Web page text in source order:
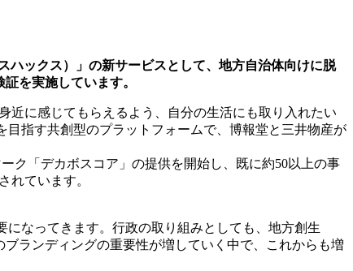
ハックス）」の新サービスとして、地方自治体向けに脱
を実施しています。
近に感じてもらえるよう、自分の生活にも取り入れたい
指す共創型のプラットフォームで、博報堂と三井物産が
ク「デカボスコア」の提供を開始し、既に約50以上の事
れています。
なってきます。行政の取り組みとしても、地方創生
ランディングの重要性が増していく中で、これからも増